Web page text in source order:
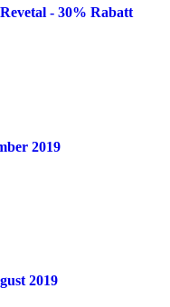
- 30% Rabatt
2019
2019